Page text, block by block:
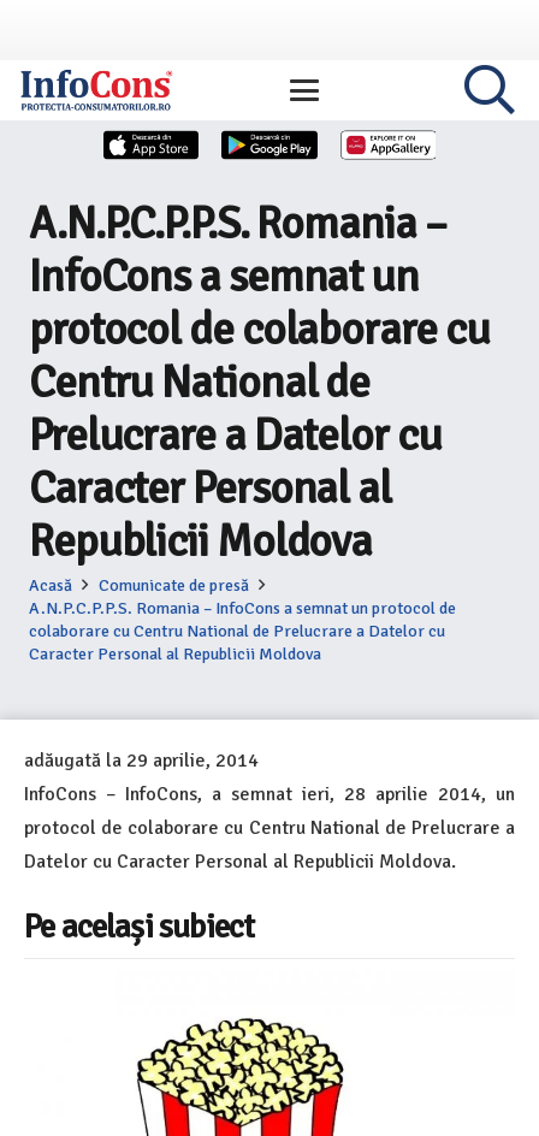
A.N.P.C.P.P.S. Romania –
InfoCons a semnat un
protocol de colaborare cu
Centru National de
Prelucrare a Datelor cu
Caracter Personal al
Republicii Moldova
Acasă
Comunicate de presă
A.N.P.C.P.P.S. Romania – InfoCons a semnat un protocol de
colaborare cu Centru National de Prelucrare a Datelor cu
Caracter Personal al Republicii Moldova
adăugată la 29 aprilie, 2014
InfoCons – InfoCons, a semnat ieri, 28 aprilie 2014, un
protocol de colaborare cu Centru National de Prelucrare a
Datelor cu Caracter Personal al Republicii Moldova.
Pe același subiect